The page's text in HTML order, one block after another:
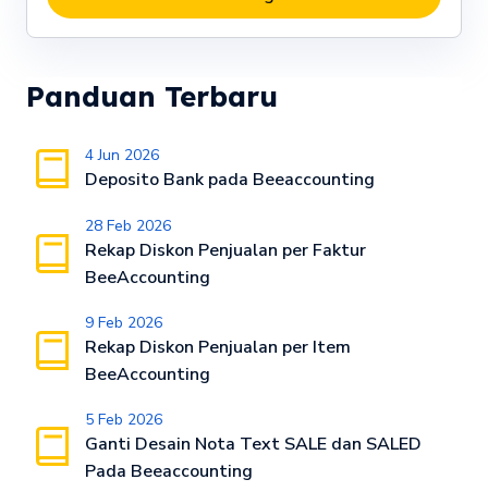
Panduan Terbaru
4 Jun 2026
Deposito Bank pada Beeaccounting
28 Feb 2026
Rekap Diskon Penjualan per Faktur
BeeAccounting
9 Feb 2026
Rekap Diskon Penjualan per Item
BeeAccounting
5 Feb 2026
Ganti Desain Nota Text SALE dan SALED
Pada Beeaccounting